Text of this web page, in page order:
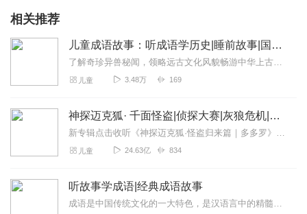
相关推荐
儿童成语故事：听成语学历史|睡前故事|国学启蒙
了解奇珍异兽秘闻，领略远古文化风貌畅游中华上古神话，汲取中国传统文化智慧中国神话故事：山海经灵兽传第二部|上古传说|原创——点击收听原创节目成语是中华语言宝库中...
儿童 3.48万 169
神探迈克狐· 千面怪盗|侦探大赛|灰狼危机|多多罗
新专辑点击收听《神探迈克狐·怪盗归来篇｜多多罗》！！！>>>点击进入主播橱窗购买《神探迈克狐》系列图书吧!<<<多多罗故事【点击前往】收听多多罗其他好玩有趣的故...
儿童 24.63亿 834
听故事学成语|经典成语故事
成语是中国传统文化的一大特色，是汉语言中的精髓！成语是我国历史文化的一部分，每条成语的背后都有一个含义深远的故事。听取这些故事，不仅会让孩子了解我国博大精深的历...